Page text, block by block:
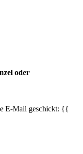
oder
E-Mail geschickt: {{